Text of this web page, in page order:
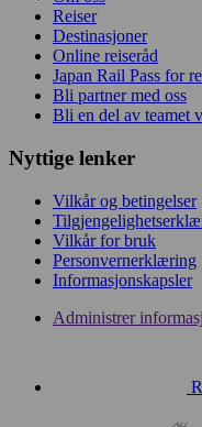
Reiser
Destinasjoner
Online reiseråd
Japan Rail Pass for
Bli partner med oss
Bli en del av teamet
Nyttige lenker
Vilkår og betingelser
Vilkår for bruk
Personvernerklæring
Informasjonskapsler
Administrer